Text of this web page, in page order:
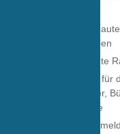
Ideal für
Spezialaufgaben
VdS anerkannte
Beste Lösung für
Industrie/Lager,
Kliniken/Pflege
auch als